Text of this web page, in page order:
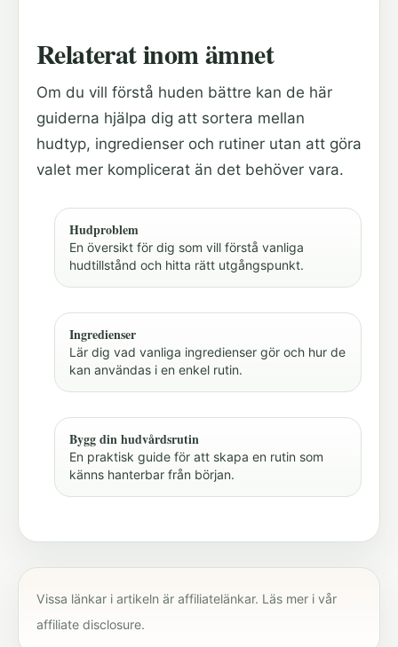
Relaterat inom ämnet
Om du vill förstå huden bättre kan de här
guiderna hjälpa dig att sortera mellan
hudtyp, ingredienser och rutiner utan att göra
valet mer komplicerat än det behöver vara.
Hudproblem
En översikt för dig som vill förstå vanliga
hudtillstånd och hitta rätt utgångspunkt.
Ingredienser
Lär dig vad vanliga ingredienser gör och hur de
kan användas i en enkel rutin.
Bygg din hudvårdsrutin
En praktisk guide för att skapa en rutin som
känns hanterbar från början.
Vissa länkar i artikeln är affiliatelänkar. Läs mer i vår
affiliate disclosure.